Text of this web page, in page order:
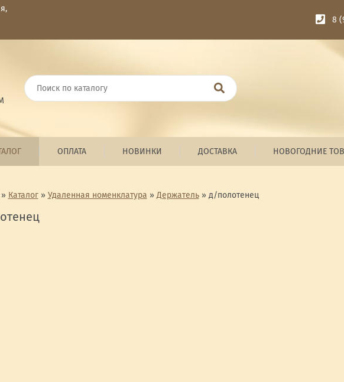
8
ОПЛАТА НОВИНКИ ДОСТАВКА НОВОГОДНИЕ
» Каталог» Удаленная номенклатура » Держатель» д/полотенец